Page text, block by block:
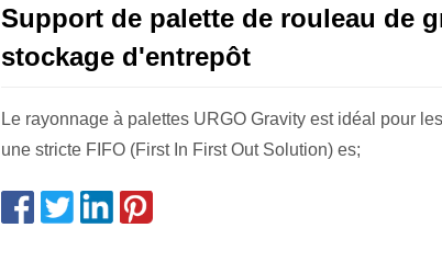
Support de palette de rouleau de
stockage d'entrepôt
Le rayonnage à palettes URGO Gravity est idéal pour
une stricte FIFO (First In First Out Solution) es;